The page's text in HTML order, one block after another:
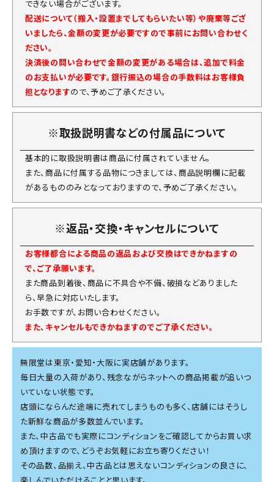
できない場合がございます。
配送について（搬入・設置までしてもらいたい等）や廃棄等ござ
いましたら、金額の変更が必要ですので事前にお問い合わせく
ださい。
決済後の問い合わせで金額の変更がある場合は、追加で料金
のお支払いが必要です。銀行振込の場合の手数料はお客様負
担となりますので、予めご了承ください。
※取扱説明書などの付属品について
基本的に取扱説明書は商品に付属されていません。
また、商品に付属する品物につきましては、商品説明欄に記載
があるもののみとなっておりますので、予めご了承ください。
※返品・交換・キャンセルについて
お客様都合による商品の返品および交換はできかねますの
で、ご了承願います。
また商品到着後、商品に不具合や不備、破損などありました
ら、早急に対応いたします。
お手数ですが、お問い合わせください。
また、キャンセルもできかねますのでご了承ください。
無限堂は東京・愛知・大阪に実店舗があります。
毎日大量の入荷があり、残念ながらネットへの商品掲載が追いつ
いていない状態です。
店頭にならんだ途端に売れてしまうものも多く、店舗にはそうし
た新鮮な商品が多数並んでいます。
また、中古品でも実際にコンディションをご確認してからお買い求
め頂けますので、どうぞお気軽にお立ち寄りください！
その品数、品揃え、中古品とは思えないコンディションの良さに、